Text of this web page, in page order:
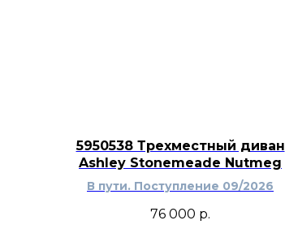
5950538 Трехместный диван
Ashley Stonemeade Nutmeg
В пути. Поступление 09/2026
76 000 р.